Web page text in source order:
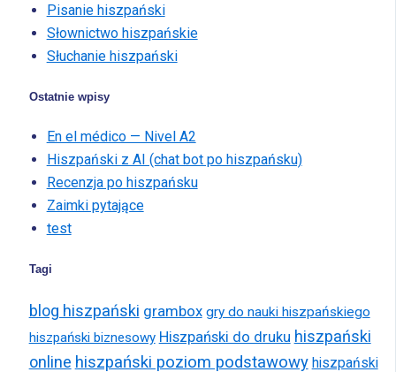
Pisanie hiszpański
Słownictwo hiszpańskie
Słuchanie hiszpański
Ostatnie wpisy
En el médico — Nivel A2
Hiszpański z AI (chat bot po hiszpańsku)
Recenzja po hiszpańsku
Zaimki pytające
test
Tagi
blog hiszpański grambox gry do nauki hiszpańskiego
hiszpański biznesowy Hiszpański do druku hiszpański
online hiszpański poziom podstawowy hiszpański